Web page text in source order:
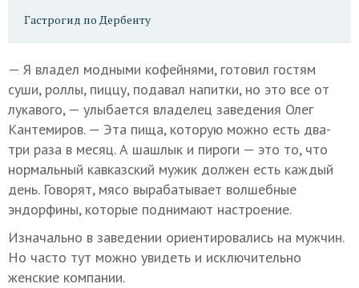
Гастрогид по Дербенту
— Я владел модными кофейнями, готовил гостям
суши, роллы, пиццу, подавал напитки, но это все от
лукавого, — улыбается владелец заведения Олег
Кантемиров. — Эта пища, которую можно есть два-
три раза в месяц. А шашлык и пироги — это то, что
нормальный кавказский мужик должен есть каждый
день. Говорят, мясо вырабатывает волшебные
эндорфины, которые поднимают настроение.
Изначально в заведении ориентировались на мужчин.
Но часто тут можно увидеть и исключительно
женские компании.